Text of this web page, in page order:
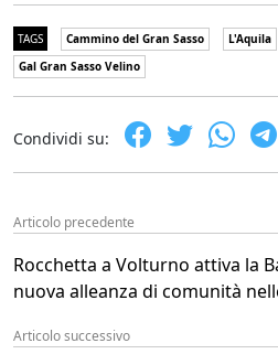
TAGS Cammino del Gran Sasso L'Aquila
Gal Gran Sasso Velino
Condividi su:
Articolo precedente
Rocchetta a Volturno attiva la
nuova alleanza di comunità
Articolo successivo